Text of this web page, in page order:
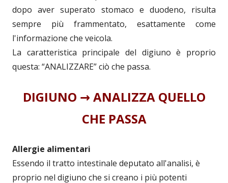
dopo aver superato stomaco e duodeno, risulta
sempre più frammentato, esattamente come
l'informazione che veicola.
La caratteristica principale del digiuno è proprio
questa: “ANALIZZARE” ciò che passa.
DIGIUNO → ANALIZZA QUELLO
CHE PASSA
Allergie alimentari
Essendo il tratto intestinale deputato all'analisi, è
proprio nel digiuno che si creano i più potenti